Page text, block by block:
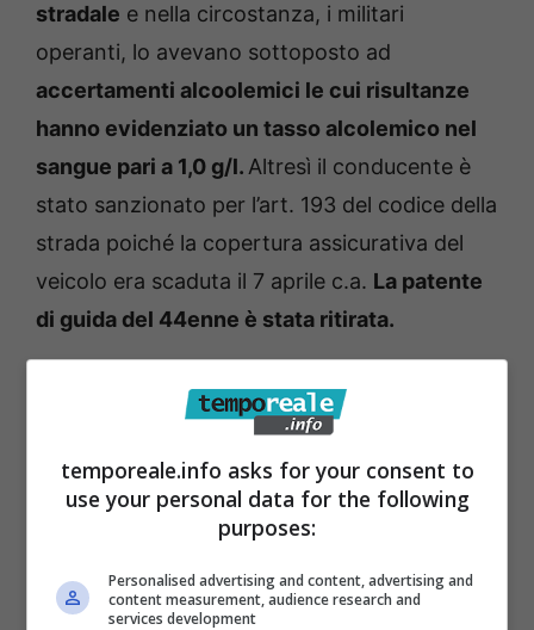
stradale e nella circostanza, i militari
operanti, lo avevano sottoposto ad
accertamenti alcoolemici le cui risultanze
hanno evidenziato un tasso alcolemico nel
sangue pari a 1,0 g/l. Altresì il conducente è
stato sanzionato per l’art. 193 del codice della
strada poiché la copertura assicurativa del
veicolo era scaduta il 7 aprile c.a. La patente
di guida del 44enne è stata ritirata.
temporeale.info asks for your consent to
use your personal data for the following
purposes:
Personalised advertising and content, advertising and
content measurement, audience research and
services development